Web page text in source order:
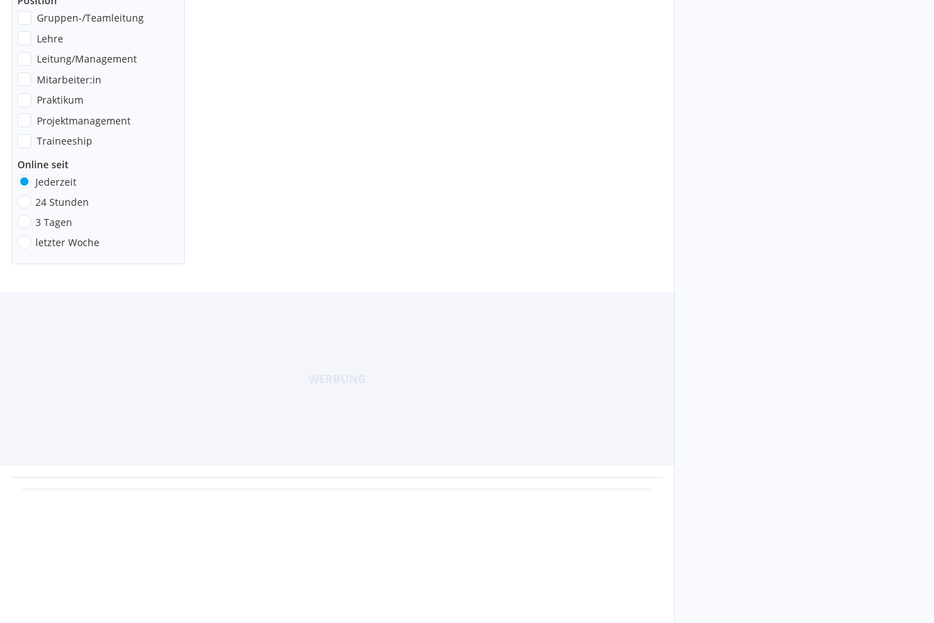
Gruppen-/Teamleitung
Lehre
Leitung/Management
Mitarbeiter:in
Praktikum
Projektmanagement
Traineeship
Online seit
Jederzeit
24 Stunden
3 Tagen
letzter Woche